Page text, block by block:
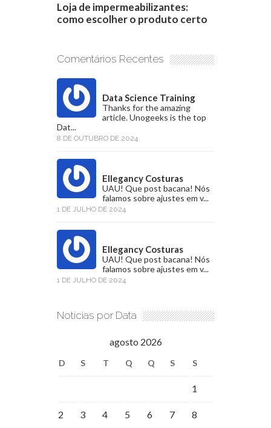
Loja de impermeabilizantes:
como escolher o produto certo
Comentários Recentes
Data Science Training
Thanks for the amazing
article. Unogeeks is the top
Dat...
8 DE OUTUBRO DE 2024
Ellegancy Costuras
UAU! Que post bacana! Nós
falamos sobre ajustes em v...
1 DE JULHO DE 2024
Ellegancy Costuras
UAU! Que post bacana! Nós
falamos sobre ajustes em v...
1 DE JULHO DE 2024
Notícias por Data
agosto 2026
D S T Q Q S S
1
2 3 4 5 6 7 8